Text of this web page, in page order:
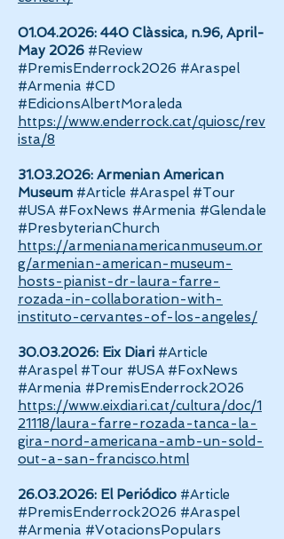
01.04.2026: 440 Clàssica, n.96, April-
May 2026 #Review
#PremisEnderrock2026 #Araspel
#Armenia #CD
#EdicionsAlbertMoraleda
https://www.enderrock.cat/quiosc/rev
ista/8
31.03.2026: Armenian American
Museum #Article #Araspel #Tour
#USA #FoxNews #Armenia #Glendale
#PresbyterianChurch
https://armenianamericanmuseum.or
g/armenian-american-museum-
hosts-pianist-dr-laura-farre-
rozada-in-collaboration-with-
instituto-cervantes-of-los-angeles/
30.03.2026: Eix Diari #Article
#Araspel #Tour #USA #FoxNews
#Armenia #PremisEnderrock2026
https://www.eixdiari.cat/cultura/doc/1
21118/laura-farre-rozada-tanca-la-
gira-nord-americana-amb-un-sold-
out-a-san-francisco.html
26.03.2026: El Periódico #Article
#PremisEnderrock2026 #Araspel
#Armenia #VotacionsPopulars